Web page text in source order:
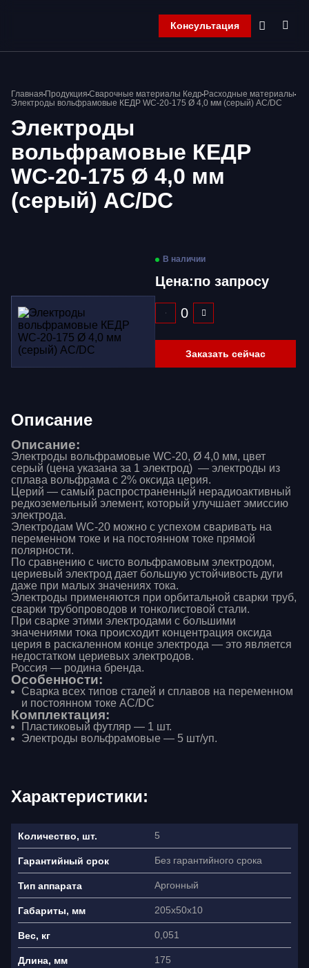
Консультация
Главная
Компания
Корзина
Главная Продукция Сварочные материалы Кедр Расходные материалы
Электроды вольфрамовые КЕДР WC-20-175 Ø 4,0 мм (серый) AC/DC
Электроды
вольфрамовые КЕДР
WC-20-175 Ø 4,0 мм
(серый) AC/DC
В наличии
Цена:по запросу
Заказать сейчас
Описание
Описание:
Электроды вольфрамовые WС-20, Ø 4,0 мм, цвет
серый (цена указана за 1 электрод) — электроды из
сплава вольфрама с 2% оксида церия.
Церий — самый распространенный нерадиоактивный
редкоземельный элемент, который улучшает эмиссию
электрода.
Электродам WC-20 можно с успехом сваривать на
переменном токе и на постоянном токе прямой
полярности.
По сравнению с чисто вольфрамовым электродом,
цериевый электрод дает большую устойчивость дуги
даже при малых значениях тока.
Электроды применяются при орбитальной сварки труб,
сварки трубопроводов и тонколистовой стали.
При сварке этими электродами с большими
значениями тока происходит концентрация оксида
церия в раскаленном конце электрода — это является
недостатком цериевых электродов.
Россия — родина бренда.
Особенности:
Cварка всех типов сталей и сплавов на переменном
и постоянном токе AC/DC
Комплектация:
Пластиковый футляр — 1 шт.
Электроды вольфрамовые — 5 шт/уп.
Характеристики:
Количество, шт. 5
Гарантийный срок Без гарантийного срока
Тип аппарата Аргонный
Габариты, мм 205x50х10
Вес, кг 0,051
Длина, мм 175